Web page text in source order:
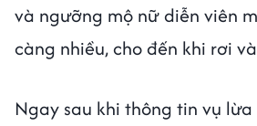
và ngưỡng mộ nữ diễn viên
càng nhiều, cho đến khi rơi
Ngay sau khi thông tin vụ